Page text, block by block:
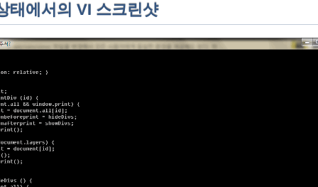
태에서의 VI 스크린샷